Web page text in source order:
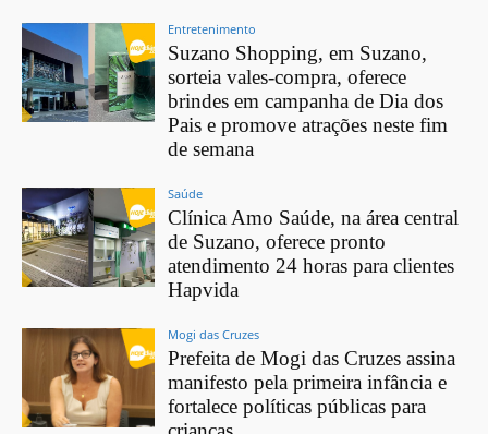
Entretenimento
Suzano Shopping, em Suzano,
sorteia vales-compra, oferece
brindes em campanha de Dia dos
Pais e promove atrações neste fim
de semana
Saúde
Clínica Amo Saúde, na área central
de Suzano, oferece pronto
atendimento 24 horas para clientes
Hapvida
Mogi das Cruzes
Prefeita de Mogi das Cruzes assina
manifesto pela primeira infância e
fortalece políticas públicas para